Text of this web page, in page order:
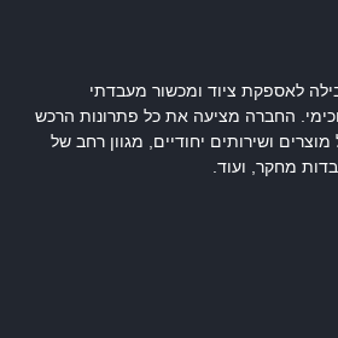
לאספקת ציוד ומכשור מעבדתי
החברה מציעה את כל פתרונות הרכש
ושירותים יחודיים, מגוון רחב של
מחקר, ועוד.